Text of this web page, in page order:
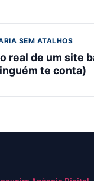
SEM ATALHOS
real de um site
te conta)